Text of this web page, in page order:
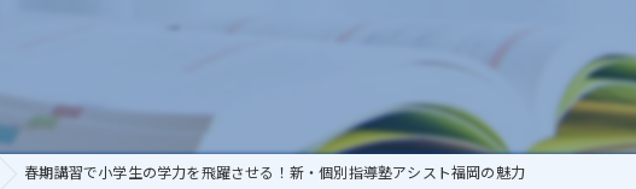
春期講習で小学生の学力を飛躍させる！新・個別指導塾アシスト福岡の魅力